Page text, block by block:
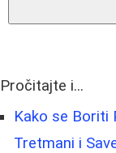
Pročitajte i...
Kako se Boriti
Tretmani i